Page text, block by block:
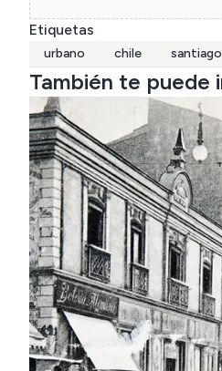
Etiquetas
urbano chile santiago
También te puede